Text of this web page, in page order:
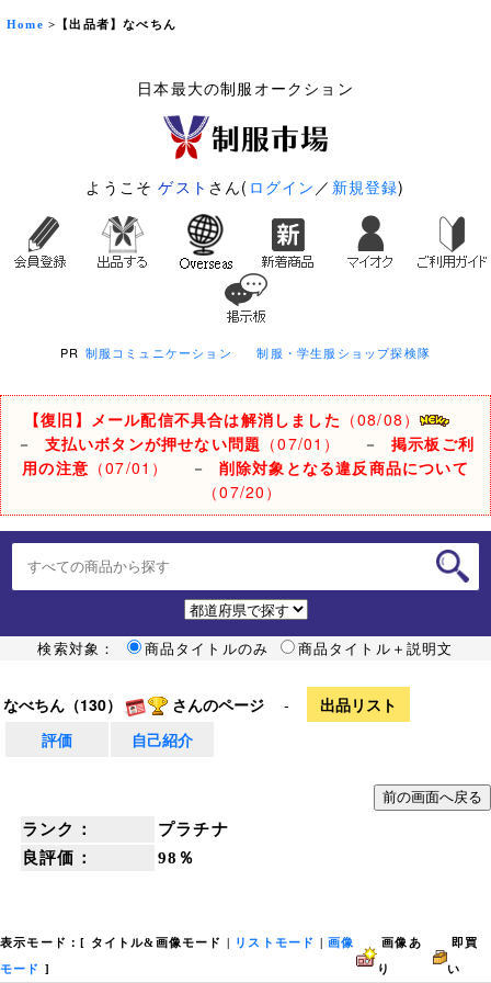
Home >【出品者】なべちん
日本最大の制服オークション
ようこそゲスト さん( ログイン ／ 新規登録)
PR 制服コミュニケーション 制服・学生服ショップ探検隊
【復旧】メール配信不具合は解消しました （08/08）
－ 支払いボタンが押せない問題 （07/01） －掲示板ご利
用の注意 （07/01） － 削除対象となる違反商品について
（07/20）
検索対象： 商品タイトルのみ 商品タイトル＋説明文
なべちん（130） さんのページ -
出品リスト
評価
自己紹介
ランク：
プラチナ
良評価：
98％
表示モード：[ タイトル&画像モード リストモード |画像
モード ]
画像あ
り
即買
い